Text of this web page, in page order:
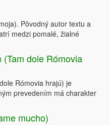
Pôvodný autor textu a
medzi pomalé, žialné
dole Rómovia
Rómovia hrajú) je
prevedením má charakter
mucho)